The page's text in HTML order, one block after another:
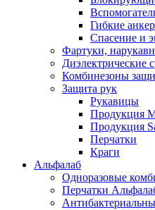
Гибкие
Спасение и
Фартуки,
Диэлектрические
Комбинезоны
Защита рук
Рукавицы
Продукция
Продукция
Перчатки
Краги
Альфалаб
Одноразовые
Перчатки